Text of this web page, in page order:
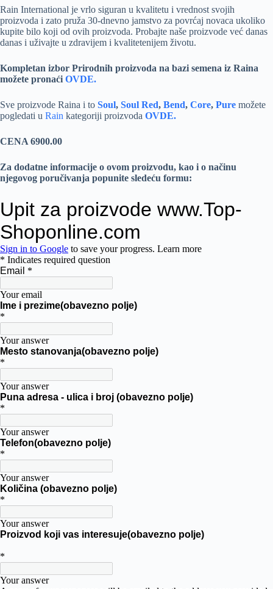
Rain International je vrlo siguran u kvalitetu i vrednost svojih
proizvoda i zato pruža 30-dnevno jamstvo za povrćaj novaca ukoliko
kupite bilo koji od ovih proizvoda. Probajte naše proizvode već danas
danas i uživajte u zdravijem i kvalitetenijem životu.
Kompletan izbor Prirodnih proizvoda na bazi semena iz Raina
možete pronaći OVDE.
Sve proizvode Raina i to Soul, Soul Red, Bend, Core, Pure možete
pogledati u Rain kategoriji proizvoda OVDE.
CENA 6900.00
Za dodatne informacije o ovom proizvodu, kao i o načinu
njegovog poručivanja popunite sledeću formu: